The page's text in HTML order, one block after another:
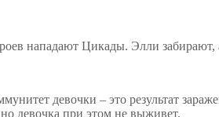
нападают Цикады. Элли
девочки – это результат
девочка при этом не выживет.